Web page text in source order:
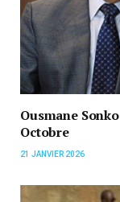
Ousmane
Octobre
21 JANVIER 2026